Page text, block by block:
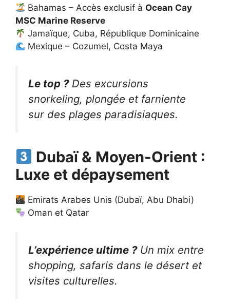
Bahamas – Accès exclusif à Ocean Cay
MSC Marine Reserve
Jamaïque, Cuba, République Dominicaine
Mexique – Cozumel, Costa Maya
Le top ?Des excursions
snorkeling, plongée et farniente
sur des plages paradisiaques.
Dubaï & Moyen-Orient :
Luxe et dépaysement
Emirats Arabes Unis (Dubaï, Abu Dhabi)
Oman et Qatar
L’expérience ultime ?Un mix entre
shopping, safaris dans le désert et
visites culturelles.